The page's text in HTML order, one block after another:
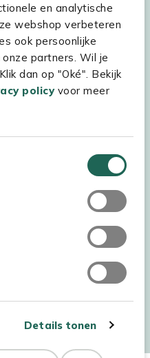
en analytische
webshop verbeteren
ook persoonlijke
partners. Wil je
dan op "Oké". Bekijk
policyvoor meer
Details tonen